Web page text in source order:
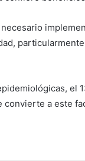
el
convierte a este